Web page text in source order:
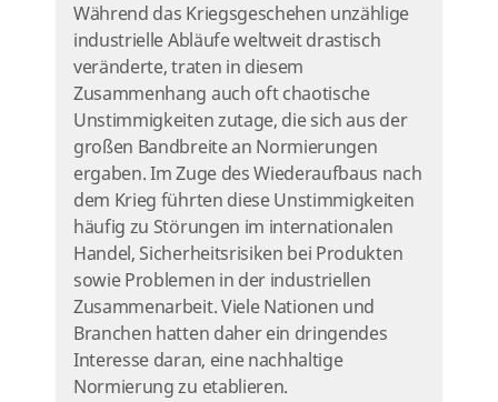
Während das Kriegsgeschehen unzählige
industrielle Abläufe weltweit drastisch
veränderte, traten in diesem
Zusammenhang auch oft chaotische
Unstimmigkeiten zutage, die sich aus der
großen Bandbreite an Normierungen
ergaben. Im Zuge des Wiederaufbaus nach
dem Krieg führten diese Unstimmigkeiten
häufig zu Störungen im internationalen
Handel, Sicherheitsrisiken bei Produkten
sowie Problemen in der industriellen
Zusammenarbeit. Viele Nationen und
Branchen hatten daher ein dringendes
Interesse daran, eine nachhaltige
Normierung zu etablieren.